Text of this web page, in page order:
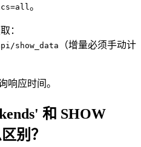
。
：
show_data
（增量必须手动计
响应时间。
和 SHOW
别？